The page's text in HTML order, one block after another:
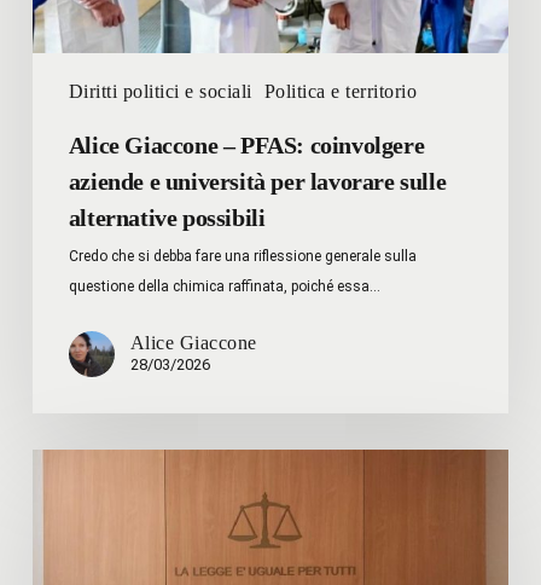
Diritti politici e sociali Politica e territorio
lavorare
sulle
Alice Giaccone – PFAS: coinvolgere
aziende e università per lavorare sulle
alternative possibili
Credo che si debba fare una riflessione generale sulla
questione della chimica raffinata, poiché essa…
Alice Giaccone
28/03/2026